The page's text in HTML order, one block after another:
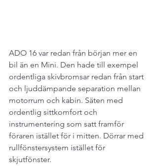
ADO 16 var redan från början mer en
bil än en Mini. Den hade till exempel
ordentliga skivbromsar redan från start
och ljuddämpande separation mellan
motorrum och kabin. Säten med
ordentlig sittkomfort och
instrumentering som satt framför
föraren istället för i mitten. Dörrar med
rullfönstersystem istället för
skjutfönster.